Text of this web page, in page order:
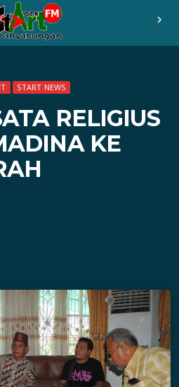
chevron_right
START NEWS
RELIGIUS
KE